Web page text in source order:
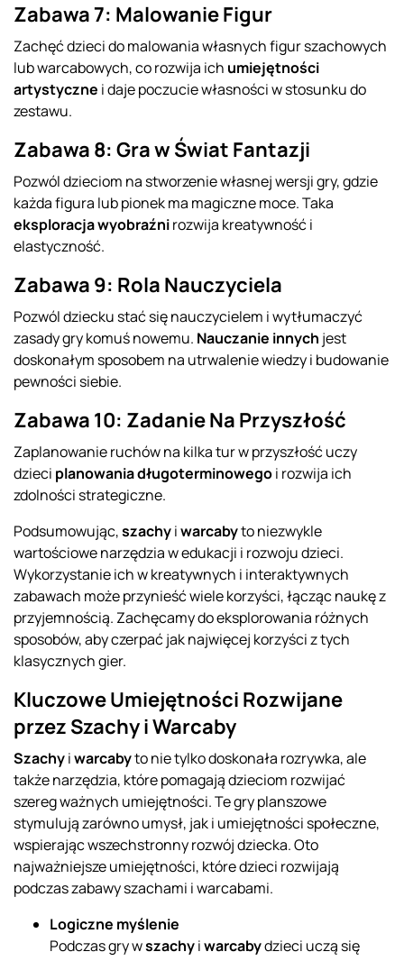
Zabawa 7: Malowanie Figur
Zachęć dzieci do malowania własnych figur szachowych
lub warcabowych, co rozwija ich umiejętności
artystyczne i daje poczucie własności w stosunku do
zestawu.
Zabawa 8: Gra w Świat Fantazji
Pozwól dzieciom na stworzenie własnej wersji gry, gdzie
każda figura lub pionek ma magiczne moce. Taka
eksploracja wyobraźnirozwija kreatywność i
elastyczność.
Zabawa 9: Rola Nauczyciela
Pozwól dziecku stać się nauczycielem i wytłumaczyć
zasady gry komuś nowemu. Nauczanie innych jest
doskonałym sposobem na utrwalenie wiedzy i budowanie
pewności siebie.
Zabawa 10: Zadanie Na Przyszłość
Zaplanowanie ruchów na kilka tur w przyszłość uczy
dzieci planowania długoterminowegoi rozwija ich
zdolności strategiczne.
Podsumowując,szachyiwarcabyto niezwykle
wartościowe narzędzia w edukacji i rozwoju dzieci.
Wykorzystanie ich w kreatywnych i interaktywnych
zabawach może przynieść wiele korzyści, łącząc naukę z
przyjemnością. Zachęcamy do eksplorowania różnych
sposobów, aby czerpać jak najwięcej korzyści z tych
klasycznych gier.
Kluczowe Umiejętności Rozwijane
przez Szachy i Warcaby
Szachyiwarcabyto nie tylko doskonała rozrywka, ale
także narzędzia, które pomagają dzieciom rozwijać
szereg ważnych umiejętności. Te gry planszowe
stymulują zarówno umysł, jak i umiejętności społeczne,
wspierając wszechstronny rozwój dziecka. Oto
najważniejsze umiejętności, które dzieci rozwijają
podczas zabawy szachami i warcabami.
Logiczne myślenie
Podczas gry wszachyiwarcabydzieci uczą się